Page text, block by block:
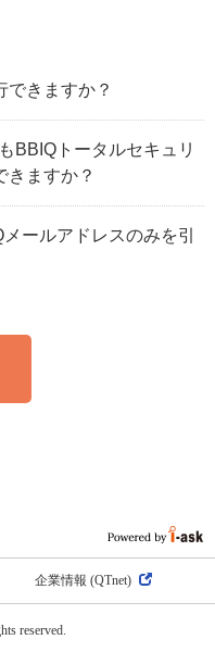
できますか？
BBIQトータルセキュリ
きますか？
ールアドレスのみを引
企業情報 (QTnet)
reserved.